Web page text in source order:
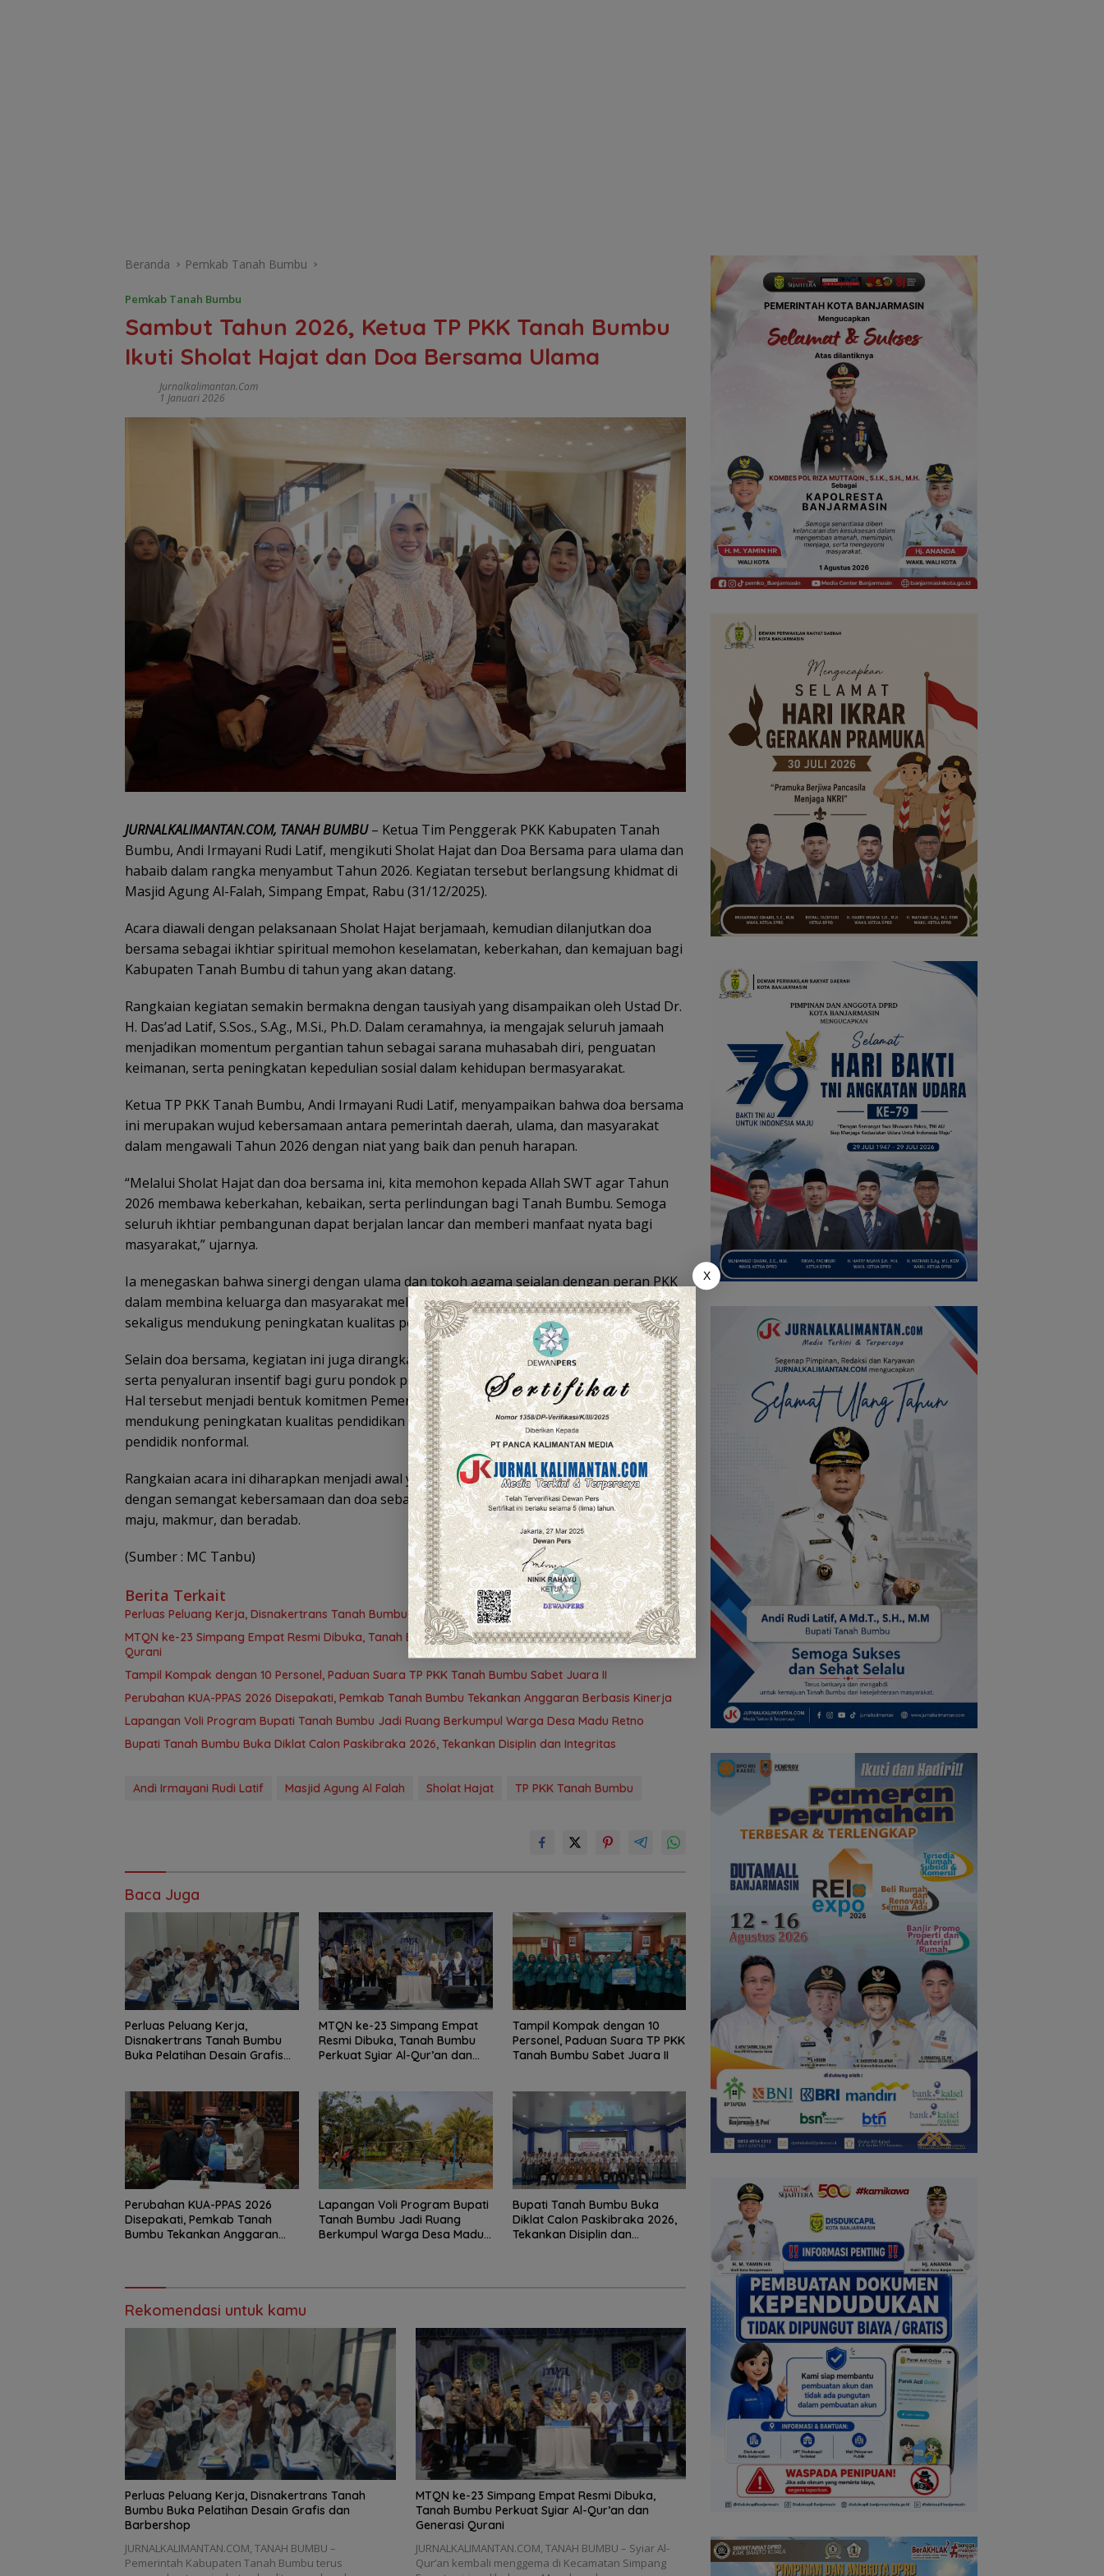
Beranda Pemkab Tanah Bumbu
Pemkab Tanah Bumbu
Sambut Tahun 2026, Ketua TP PKK Tanah Bumbu
Ikuti Sholat Hajat dan Doa Bersama Ulama
Jurnalkalimantan.com
1 Januari 2026
JURNALKALIMANTAN.COM, TANAH BUMBU– Ketua Tim Penggerak PKK Kabupaten Tanah
Bumbu, Andi Irmayani Rudi Latif, mengikuti Sholat Hajat dan Doa Bersama para ulama dan
habaib dalam rangka menyambut Tahun 2026. Kegiatan tersebut berlangsung khidmat di
Masjid Agung Al-Falah, Simpang Empat, Rabu (31/12/2025).
Acara diawali dengan pelaksanaan Sholat Hajat berjamaah, kemudian dilanjutkan doa
bersama sebagai ikhtiar spiritual memohon keselamatan, keberkahan, dan kemajuan bagi
Kabupaten Tanah Bumbu di tahun yang akan datang.
Rangkaian kegiatan semakin bermakna dengan tausiyah yang disampaikan oleh Ustad Dr.
H. Das’ad Latif, S.Sos., S.Ag., M.Si., Ph.D. Dalam ceramahnya, ia mengajak seluruh jamaah
menjadikan momentum pergantian tahun sebagai sarana muhasabah diri, penguatan
keimanan, serta peningkatan kepedulian sosial dalam kehidupan bermasyarakat.
Ketua TP PKK Tanah Bumbu, Andi Irmayani Rudi Latif, menyampaikan bahwa doa bersama
ini merupakan wujud kebersamaan antara pemerintah daerah, ulama, dan masyarakat
dalam mengawali Tahun 2026 dengan niat yang baik dan penuh harapan.
“Melalui Sholat Hajat dan doa bersama ini, kita memohon kepada Allah SWT agar Tahun
2026 membawa keberkahan, kebaikan, serta perlindungan bagi Tanah Bumbu. Semoga
seluruh ikhtiar pembangunan dapat berjalan lancar dan memberi manfaat nyata bagi
masyarakat,” ujarnya.
Ia menegaskan bahwa sinergi dengan ulama dan tokoh agama sejalan dengan peran PKK
dalam membina keluarga dan masyarakat melalui penguatan nilai-nilai keimanan,
sekaligus mendukung peningkatan kualitas pendidikan keagamaan di Tanah Bumbu.
Selain doa bersama, kegiatan ini juga dirangkai dengan peluncuran Beasiswa BerAKSI
serta penyaluran insentif bagi guru pondok pesantren, guru ngaji, dan guru majelis ta’lim.
Hal tersebut menjadi bentuk komitmen Pemerintah Kabupaten Tanah Bumbu dalam
mendukung peningkatan kualitas pendidikan keagamaan serta kesejahteraan tenaga
pendidik nonformal.
Rangkaian acara ini diharapkan menjadi awal yang baik dalam menyongsong Tahun 2026,
dengan semangat kebersamaan dan doa sebagai fondasi mewujudkan Tanah Bumbu yang
maju, makmur, dan beradab.
(Sumber : MC Tanbu)
Berita Terkait
Perluas Peluang Kerja, Disnakertrans Tanah Bumbu Buka Pelatihan Desain Grafis dan Barbershop
MTQN ke-23 Simpang Empat Resmi Dibuka, Tanah Bumbu Perkuat Syiar Al-Qur’an dan Generasi
Qurani
Tampil Kompak dengan 10 Personel, Paduan Suara TP PKK Tanah Bumbu Sabet Juara II
Perubahan KUA-PPAS 2026 Disepakati, Pemkab Tanah Bumbu Tekankan Anggaran Berbasis Kinerja
Lapangan Voli Program Bupati Tanah Bumbu Jadi Ruang Berkumpul Warga Desa Madu Retno
Bupati Tanah Bumbu Buka Diklat Calon Paskibraka 2026, Tekankan Disiplin dan Integritas
Andi Irmayani Rudi Latif Masjid Agung Al Falah Sholat Hajat TP PKK Tanah Bumbu
Baca Juga
Perluas Peluang Kerja,
Disnakertrans Tanah Bumbu
Buka Pelatihan Desain Grafis
MTQN ke-23 Simpang Empat
Resmi Dibuka, Tanah Bumbu
Perkuat Syiar Al-Qur’an dan
Tampil Kompak dengan 10
Personel, Paduan Suara TP PKK
Tanah Bumbu Sabet Juara II
Perubahan KUA-PPAS 2026
Disepakati, Pemkab Tanah
Bumbu Tekankan Anggaran
Lapangan Voli Program Bupati
Tanah Bumbu Jadi Ruang
Berkumpul Warga Desa Madu
Bupati Tanah Bumbu Buka
Diklat Calon Paskibraka 2026,
Tekankan Disiplin dan
Rekomendasi untuk kamu
Perluas Peluang Kerja, Disnakertrans Tanah
Bumbu Buka Pelatihan Desain Grafis dan
Barbershop
JURNALKALIMANTAN.COM, TANAH BUMBU –
Pemerintah Kabupaten Tanah Bumbu terus
MTQN ke-23 Simpang Empat Resmi Dibuka,
Tanah Bumbu Perkuat Syiar Al-Qur’an dan
Generasi Qurani
JURNALKALIMANTAN.COM, TANAH BUMBU – Syiar Al-
Qur’an kembali menggema di Kecamatan Simpang
X